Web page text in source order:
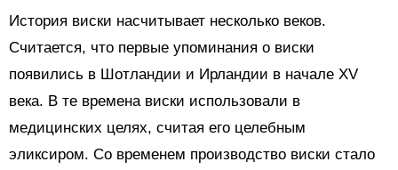
История виски насчитывает несколько веков.
Считается, что первые упоминания о виски
появились в Шотландии и Ирландии в начале XV
века. В те времена виски использовали в
медицинских целях, считая его целебным
эликсиром. Со временем производство виски стало